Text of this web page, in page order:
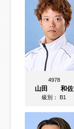
4978
山田 和佐
級別：B1